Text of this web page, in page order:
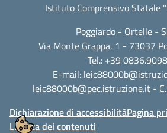
Istituto Comprensivo Statale
Poggiardo - Ortelle -
Via Monte Grappa, 1 - 73037
Tel.: +39
E-mail:
leic88000b@pec.istruzione.it-
Dichiarazione di accessibilitàPagina
Licenza dei contenuti